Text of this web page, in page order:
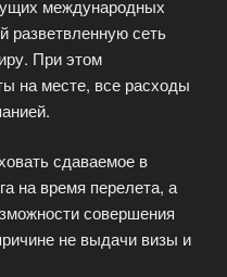
международных
разветвленную сеть
При этом
на месте, все расходы
сдаваемое в
на время перелета, а
совершения
не выдачи визы и